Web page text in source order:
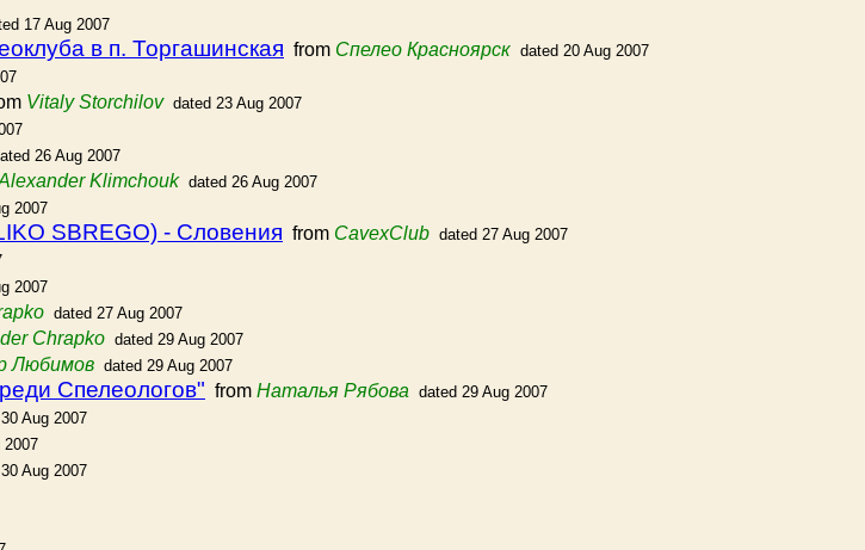
17 Aug 2007
в п. Торгашинская from Спелео Красноярск dated 20 Aug 2007
Vitaly Storchilov dated 23 Aug 2007
26 Aug 2007
Klimchouk dated 26 Aug 2007
2007
SBREGO) - Словения from CavexClub dated 27 Aug 2007
2007
dated 27 Aug 2007
Chrapko dated 29 Aug 2007
Любимов dated 29 Aug 2007
Спелеологов" from Наталья Рябова dated 29 Aug 2007
Aug 2007
2007
Aug 2007